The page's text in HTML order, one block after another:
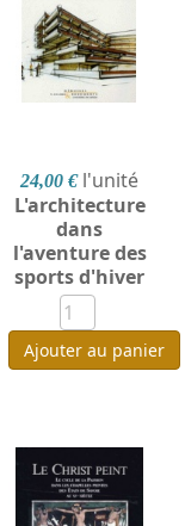
24,00 € l'unité
L'architecture
dans
l'aventure des
sports d'hiver
Ajouter au panier